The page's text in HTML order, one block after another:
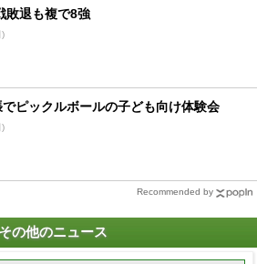
敗退も複で8強
)
ピックルボールの子ども向け体験会
)
Recommended by
その他のニュース